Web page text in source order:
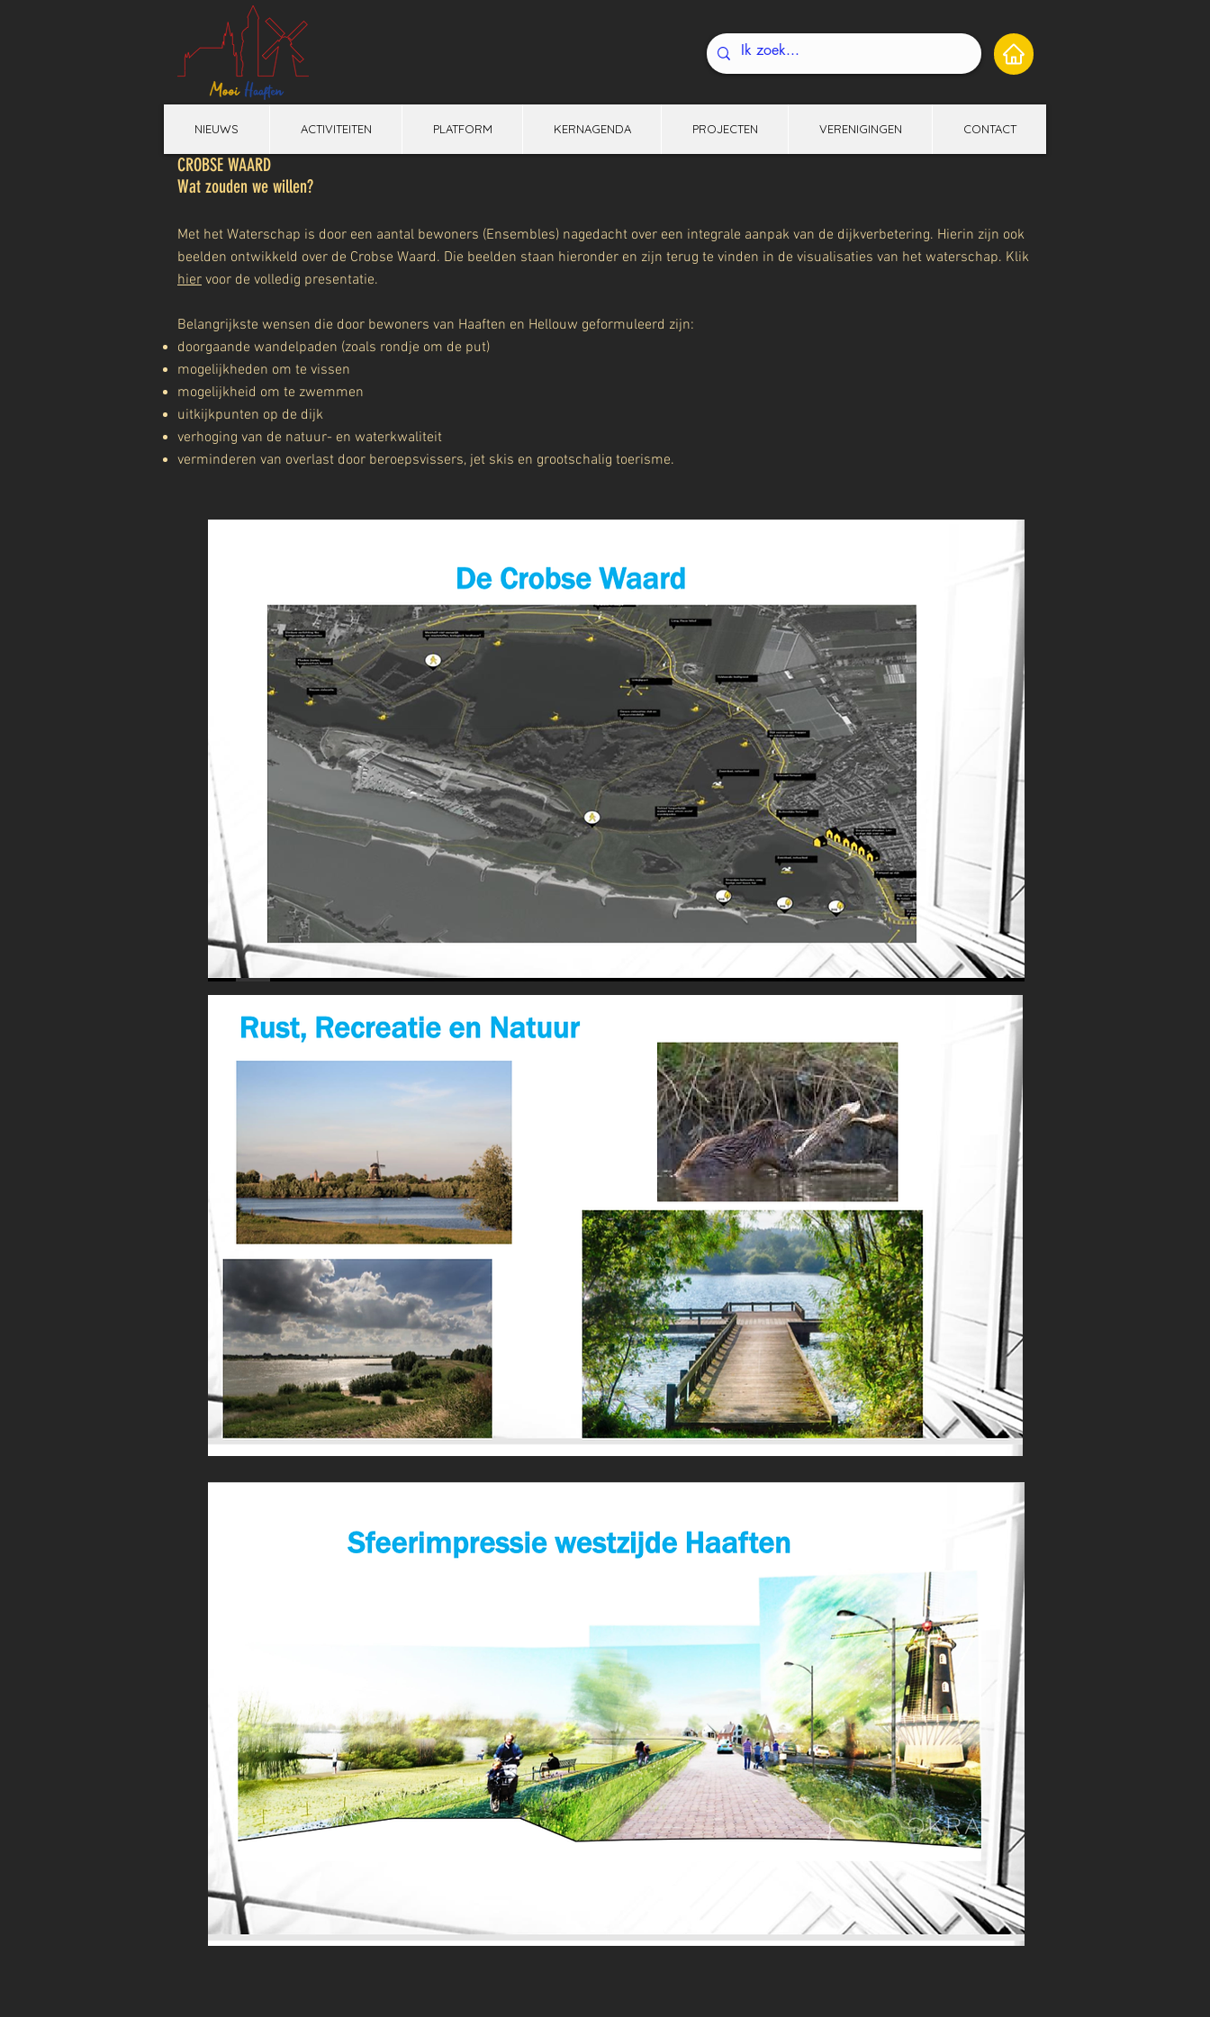
NIEUWS ACTIVITEITEN PLATFORM KERNAGENDA PROJECTEN VERENIGINGEN CONTACT
CROBSE WAARD
Wat zouden we willen?
Met het Waterschap is door een aantal bewoners (Ensembles) nagedacht over een integrale aanpak van de dijkverbetering. Hierin zijn ook
beelden ontwikkeld over de Crobse Waard. Die beelden staan hieronder en zijn terug te vinden in de visualisaties van het waterschap. Klik
hier voor de volledig presentatie.
Belangrijkste wensen die door bewoners van Haaften en Hellouw geformuleerd zijn:
doorgaande wandelpaden (zoals rondje om de put)
mogelijkheden om te vissen
mogelijkheid om te zwemmen
uitkijkpunten op de dijk
verhoging van de natuur- en waterkwaliteit
verminderen van overlast door beroepsvissers, jet skis en grootschalig toerisme.